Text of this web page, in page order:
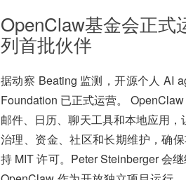
OpenClaw基金会正式
列首批伙伴
据动察 Beating 监测，开源个人 AI
Foundation 已正式运营。
邮件、日历、聊天工具和本地应用
治理、资金、社区和长期维护，确
持 MIT 许可。Peter Steinberger 会